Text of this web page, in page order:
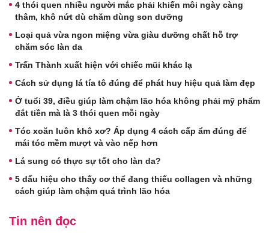
4 thói quen nhiều người mắc phải khiến môi ngày càng
thâm, khô nứt dù chăm dùng son dưỡng
Loại quả vừa ngon miệng vừa giàu dưỡng chất hỗ trợ
chăm sóc làn da
Trấn Thành xuất hiện với chiếc mũi khác lạ
Cách sử dụng lá tía tô đúng để phát huy hiệu quả làm đẹp
Ở tuổi 39, điều giúp làm chậm lão hóa không phải mỹ phẩm
đắt tiền mà là 3 thói quen mỗi ngày
Tóc xoăn luôn khô xơ? Áp dụng 4 cách cấp ẩm đúng để
mái tóc mềm mượt và vào nếp hơn
Lá sung có thực sự tốt cho làn da?
5 dấu hiệu cho thấy cơ thể đang thiếu collagen và những
cách giúp làm chậm quá trình lão hóa
Tin nên đọc